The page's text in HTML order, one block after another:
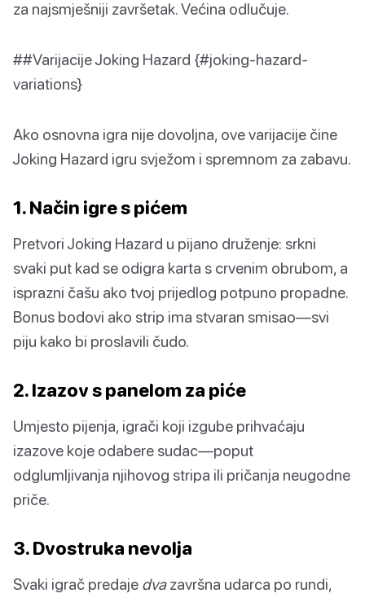
za najsmješniji završetak. Većina odlučuje.
##Varijacije Joking Hazard {#joking-hazard-
variations}
Ako osnovna igra nije dovoljna, ove varijacije čine
Joking Hazard igru svježom i spremnom za zabavu.
1. Način igre s pićem
Pretvori Joking Hazard u pijano druženje: srkni
svaki put kad se odigra karta s crvenim obrubom, a
isprazni čašu ako tvoj prijedlog potpuno propadne.
Bonus bodovi ako strip ima stvaran smisao—svi
piju kako bi proslavili čudo.
2. Izazov s panelom za piće
Umjesto pijenja, igrači koji izgube prihvaćaju
izazove koje odabere sudac—poput
odglumljivanja njihovog stripa ili pričanja neugodne
priče.
3. Dvostruka nevolja
Svaki igrač predaje dvazavršna udarca po rundi,